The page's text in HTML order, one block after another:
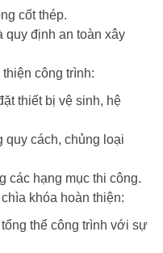
cốt thép.
quy định an toàn xây
công trình:
thiết bị vệ sinh, hệ
quy cách, chủng loại
các hạng mục thi công.
khóa hoàn thiện:
thể công trình với sự